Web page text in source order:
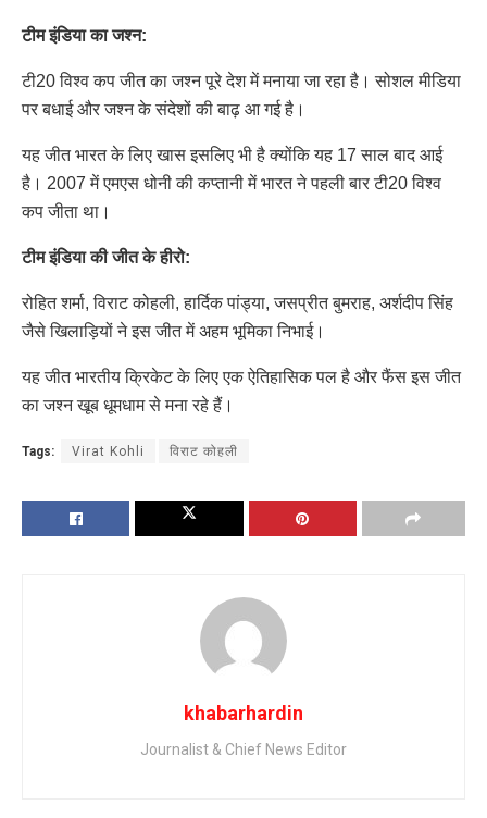
टीम इंडिया का जश्न:
टी20 विश्व कप जीत का जश्न पूरे देश में मनाया जा रहा है। सोशल मीडिया
पर बधाई और जश्न के संदेशों की बाढ़ आ गई है।
यह जीत भारत के लिए खास इसलिए भी है क्योंकि यह 17 साल बाद आई
है। 2007 में एमएस धोनी की कप्तानी में भारत ने पहली बार टी20 विश्व
कप जीता था।
टीम इंडिया की जीत के हीरो:
रोहित शर्मा, विराट कोहली, हार्दिक पांड्या, जसप्रीत बुमराह, अर्शदीप सिंह
जैसे खिलाड़ियों ने इस जीत में अहम भूमिका निभाई।
यह जीत भारतीय क्रिकेट के लिए एक ऐतिहासिक पल है और फैंस इस जीत
का जश्न खूब धूमधाम से मना रहे हैं।
Tags: Virat Kohli विराट कोहली
khabarhardin
Journalist & Chief News Editor